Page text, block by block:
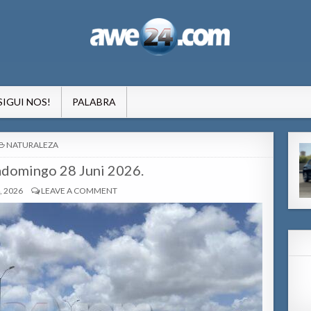
NOS! PALABRA
POSTED
IN
NATURALEZA
28 Juni 2026.
2026 LEAVE A COMMENT